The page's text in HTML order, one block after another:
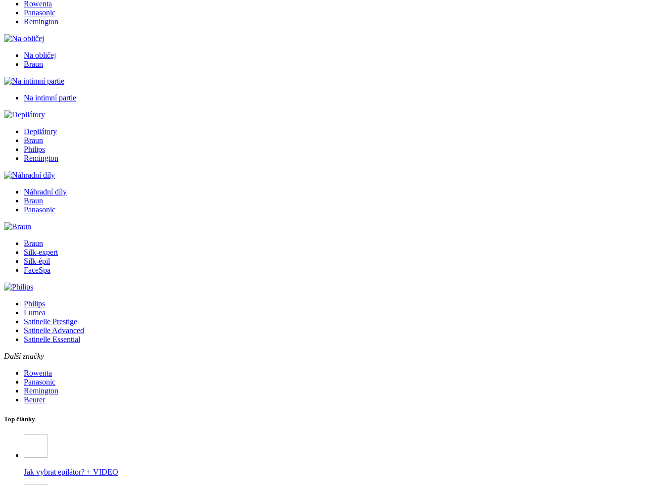
Rowenta
Panasonic
Remington
Na obličej
Braun
Na intimní partie
Depilátory
Braun
Philips
Remington
Náhradní díly
Braun
Panasonic
Braun
Silk-expert
Silk-épil
FaceSpa
Philips
Lumea
Satinelle Prestige
Satinelle Advanced
Satinelle Essential
Další značky
Rowenta
Panasonic
Remington
Beurer
Top články
Jak vybrat epilátor? + VIDEO